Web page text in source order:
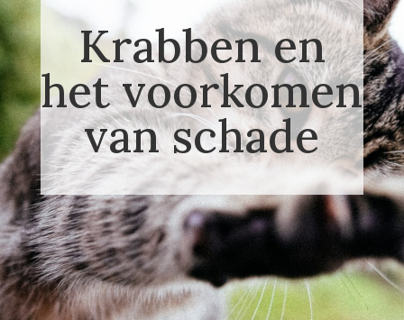
Krabben en
het voorkomen
van schade